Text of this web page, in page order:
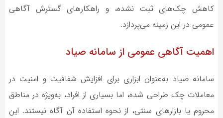
کاهش چک‌های ثبت نشده، و راهکارهای گسترش آگاهی
عمومی در این زمینه می‌پردازد.
اهمیت آگاهی عمومی از سامانه صیاد
سامانه صیاد به‌عنوان ابزاری برای افزایش شفافیت و امنیت در
معاملات چک طراحی شده، اما بسیاری از افراد، به‌ویژه در مناطق
محروم یا بازارهای سنتی، از نحوه استفاده آن آگاه نیستند. این